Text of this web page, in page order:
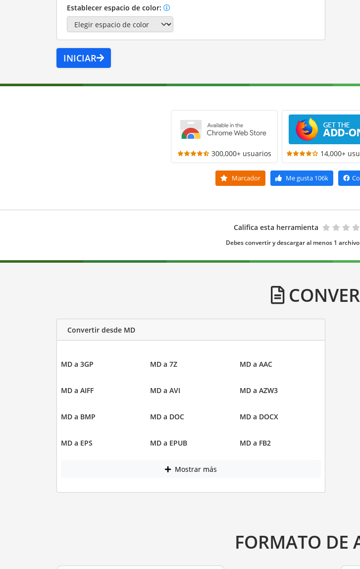
Establecer espacio de color:
INICIAR
300,000+ usuarios 14,000+
Marcador Me gusta 106k
Califica esta herramienta
Debes convertir y descargar al menos 1
Convertir desde MD
MD a 3GP MD a 7Z MD a AAC
MD a AIFF MD a AVI MD a AZW3
MD a BMP MD a DOC MD a DOCX
MD a EPS MD a EPUB MD a FB2
Mostrar más
FORMATO DE